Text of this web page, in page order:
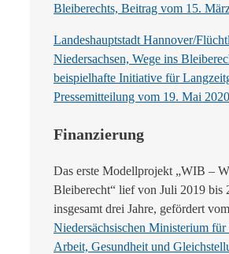
Bleiberechts, Beitrag vom 15.
Landeshauptstadt Hannover/
Niedersachsen, Wege ins
beispielhafte Initiative für
Pressemitteilung vom 19. Mai 2020
Finanzierung
Das erste Modellprojekt „WIB –
Bleiberecht“ lief von Juli 2019 bis
insgesamt drei Jahre, gefördert vom
Niedersächsischen Ministerium für
Arbeit, Gesundheit und